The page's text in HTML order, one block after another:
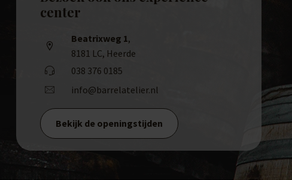
center
Beatrixweg 1,
8181 LC, Heerde
038 376 0185
info@barrelatelier.nl
Bekijk de openingstijden